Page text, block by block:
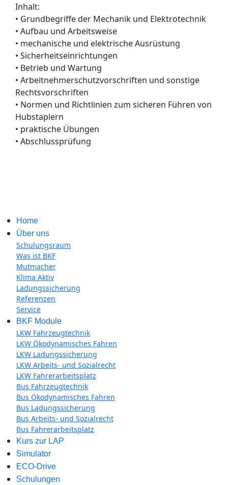
Inhalt:
• Grundbegriffe der Mechanik und Elektrotechnik
• Aufbau und Arbeitsweise
• mechanische und elektrische Ausrüstung
• Sicherheitseinrichtungen
• Betrieb und Wartung
• Arbeitnehmerschutzvorschriften und sonstige
Rechtsvorschriften
• Normen und Richtlinien zum sicheren Führen von
Hubstaplern
• praktische Übungen
• Abschlussprüfung
Home
Über uns
Schulungsraum
Was ist BKF
Mutmacher
Klima Aktiv
Ladungssicherung
Referenzen
Service
BKF Module
LKW Fahrzeugtechnik
LKW Ökodynamisches Fahren
LKW Ladungssicherung
LKW Arbeits- und Sozialrecht
LKW Fahrerarbeitsplatz
Bus Fahrzeugtechnik
Bus Ökodynamisches Fahren
Bus Ladungssicherung
Bus Arbeits- und Sozialrecht
Bus Fahrerarbeitsplatz
Kurs zur LAP
Simulator
ECO-Drive
Schulungen